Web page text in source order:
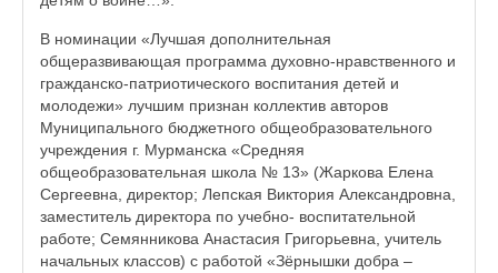
В номинации «Лучшая дополнительная
общеразвивающая программа духовно-нравственного и
гражданско-патриотического воспитания детей и
молодежи» лучшим признан коллектив авторов
Муниципального бюджетного общеобразовательного
учреждения г. Мурманска «Средняя
общеобразовательная школа № 13» (Жаркова Елена
Сергеевна, директор; Лепская Виктория Александровна,
заместитель директора по учебно- воспитательной
работе; Семянникова Анастасия Григорьевна, учитель
начальных классов) с работой «Зёрнышки добра –